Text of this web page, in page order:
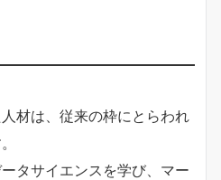
材は、従来の枠にとらわれ
タサイエンスを学び、マー